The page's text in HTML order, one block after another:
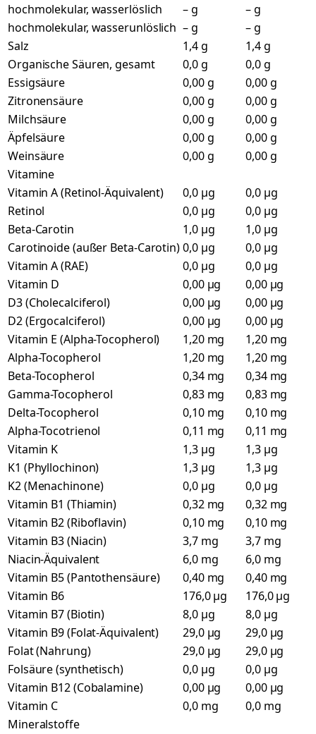
hochmolekular, wasserlöslich
– g
– g
hochmolekular, wasserunlöslich – g
– g
Salz
1,4 g
1,4 g
Organische Säuren, gesamt
0,0 g
0,0 g
Essigsäure
0,00 g
0,00 g
Zitronensäure
0,00 g
0,00 g
Milchsäure
0,00 g
0,00 g
Äpfelsäure
0,00 g
0,00 g
Weinsäure
0,00 g
0,00 g
Vitamine
Vitamin A (Retinol-Äquivalent)
0,0 µg
0,0 µg
Retinol
0,0 µg
0,0 µg
Beta-Carotin
1,0 µg
1,0 µg
Carotinoide (außer Beta-Carotin)0,0 µg
0,0 µg
Vitamin A (RAE)
0,0 µg
0,0 µg
Vitamin D
0,00 µg
0,00 µg
D3 (Cholecalciferol)
0,00 µg
0,00 µg
D2 (Ergocalciferol)
0,00 µg
0,00 µg
Vitamin E (Alpha-Tocopherol)
1,20 mg
1,20 mg
Alpha-Tocopherol
1,20 mg
1,20 mg
Beta-Tocopherol
0,34 mg
0,34 mg
Gamma-Tocopherol
0,83 mg
0,83 mg
Delta-Tocopherol
0,10 mg
0,10 mg
Alpha-Tocotrienol
0,11 mg
0,11 mg
Vitamin K
1,3 µg
1,3 µg
K1 (Phyllochinon)
1,3 µg
1,3 µg
K2 (Menachinone)
0,0 µg
0,0 µg
Vitamin B1 (Thiamin)
0,32 mg
0,32 mg
Vitamin B2 (Riboflavin)
0,10 mg
0,10 mg
Vitamin B3 (Niacin)
3,7 mg
3,7 mg
Niacin-Äquivalent
6,0 mg
6,0 mg
Vitamin B5 (Pantothensäure)
0,40 mg
0,40 mg
Vitamin B6
176,0 µg
176,0 µg
Vitamin B7 (Biotin)
8,0 µg
8,0 µg
Vitamin B9 (Folat-Äquivalent)
29,0 µg
29,0 µg
Folat (Nahrung)
29,0 µg
29,0 µg
Folsäure (synthetisch)
0,0 µg
0,0 µg
Vitamin B12 (Cobalamine)
0,00 µg
0,00 µg
Vitamin C
0,0 mg
0,0 mg
Mineralstoffe